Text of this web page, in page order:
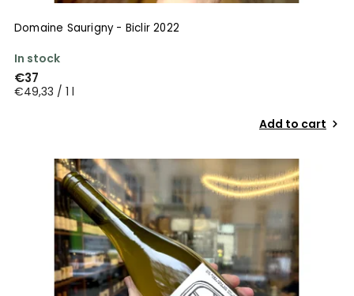
Domaine Saurigny - Biclir 2022
In stock
€37
€49,33 / 1 l
Add to cart